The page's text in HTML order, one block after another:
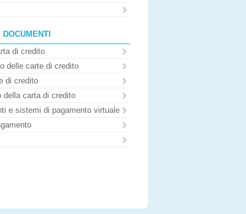
di credito
delle carte di credito
di credito
della carta di credito
e sistemi di pagamento virtuale